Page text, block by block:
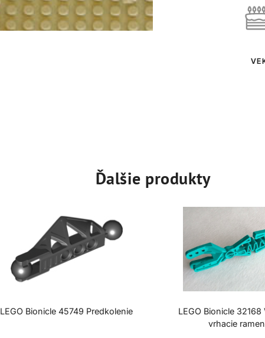
Ďalšie produkty
LEGO Bionicle 45749 Predkolenie
LEGO Bionicle 32168
vrhacie